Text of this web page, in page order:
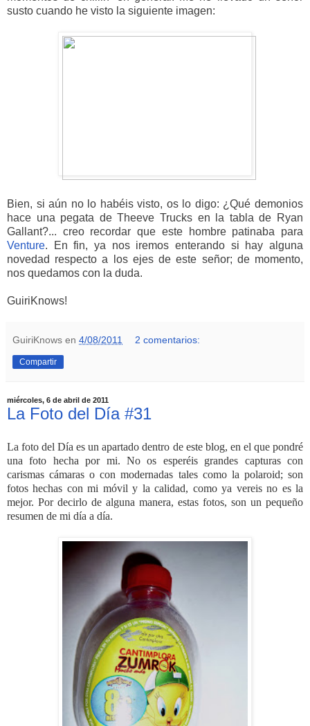
susto cuando he visto la siguiente imagen:
Bien, si aún no lo habéis visto, os lo digo: ¿Qué demonios
hace una pegata de Theeve Trucks en la tabla de Ryan
Gallant?... creo recordar que este hombre patinaba para
Venture. En fin, ya nos iremos enterando si hay alguna
novedad respecto a los ejes de este señor; de momento,
nos quedamos con la duda.
GuiriKnows!
GuiriKnows en 4/08/2011 2 comentarios:
Compartir
miércoles, 6 de abril de 2011
La Foto del Día #31
La foto del Día es un apartado dentro de este blog, en el que pondré
una foto hecha por mi. No os esperéis grandes capturas con
carismas cámaras o con modernadas tales como la polaroid; son
fotos hechas con mi móvil y la calidad, como ya vereis no es la
mejor. Por decirlo de alguna manera, estas fotos, son un pequeño
resumen de mi día a día.